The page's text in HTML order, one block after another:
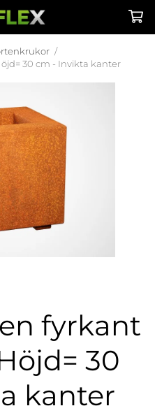
/
30 cm - Invikta kanter
fyrkant
30
kanter